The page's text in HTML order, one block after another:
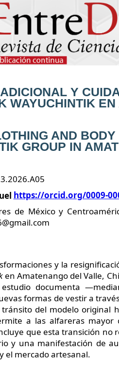
Y
WAYUCHINTIK
AND BODY
GROUP IN
https://orcid.org/0009-
de México y
y la
en Amatenango del Valle,
documenta
formas de vestir a
del modelo
a las alfareras
que esta transición
y una manifestación de
el mercado artesanal.